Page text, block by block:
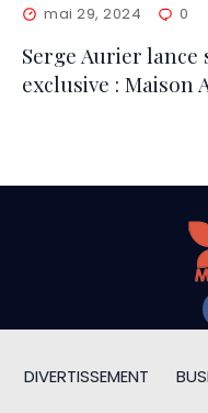
mai 29, 2024 0
Serge Aurier
exclusive : Maison
DIVERTISSEMENT